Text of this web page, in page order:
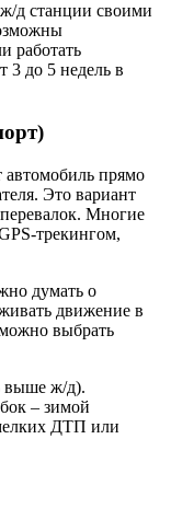
д станции своими
работать
3 до 5 недель в
автомобиль прямо
Это вариант
Многие
трекингом,
думать о
движение в
выбрать
выше ж/д).
– зимой
ДТП или